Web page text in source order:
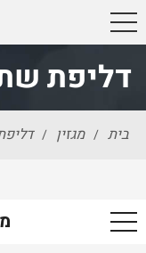
דליפת
בית / מגזין /